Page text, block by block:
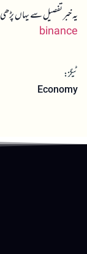
یہ خبر تفصیل سے یہاں
binance
ٹیگز:
Economy